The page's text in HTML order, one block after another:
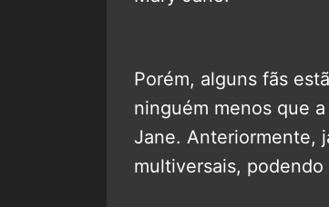
Porém, alguns fãs
ninguém menos que a
Jane. Anteriormente,
multiversais,